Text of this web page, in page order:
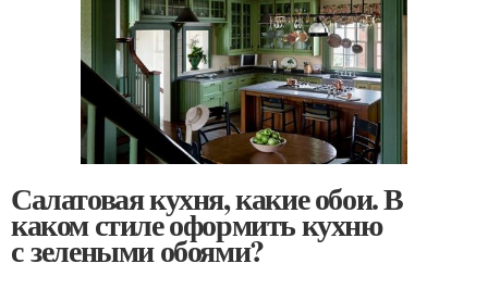
Салатовая кухня, какие обои. В
каком стиле оформить кухню
с зелеными обоями?